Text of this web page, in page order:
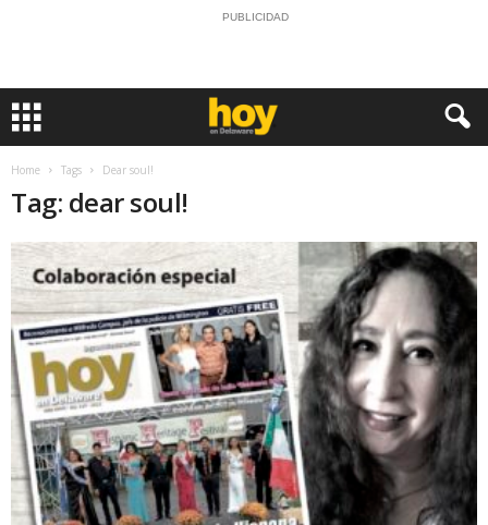
PUBLICIDAD
Home Tags Dear soul!
Tag: dear soul!